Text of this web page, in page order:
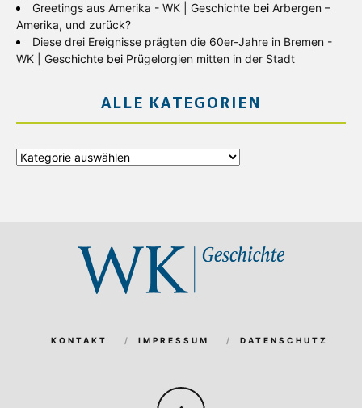
Greetings aus Amerika - WK | Geschichte bei Arbergen –
Amerika, und zurück?
Diese drei Ereignisse prägten die 60er-Jahre in Bremen -
WK | Geschichte bei Prügelorgien mitten in der Stadt
ALLE KATEGORIEN
Alle
KONTAKT IMPRESSUM DATENSCHUTZ